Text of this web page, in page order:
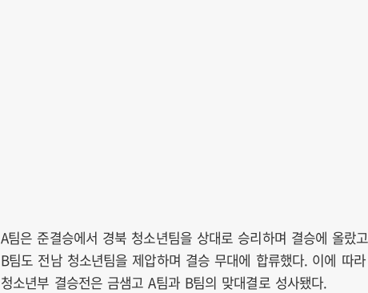
A팀은 준결승에서 경북 청소년팀을 상대로 승리하며 결승에 올랐
B팀도 전남 청소년팀을 제압하며 결승 무대에 합류했다. 이에 따라
청소년부 결승전은 금샘고 A팀과 B팀의 맞대결로 성사됐다.